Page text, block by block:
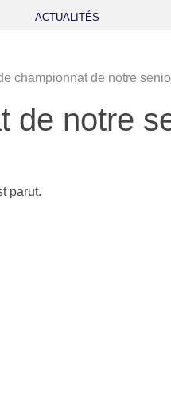
ACTUALITÉS
championnat de notre
de notre
parut.